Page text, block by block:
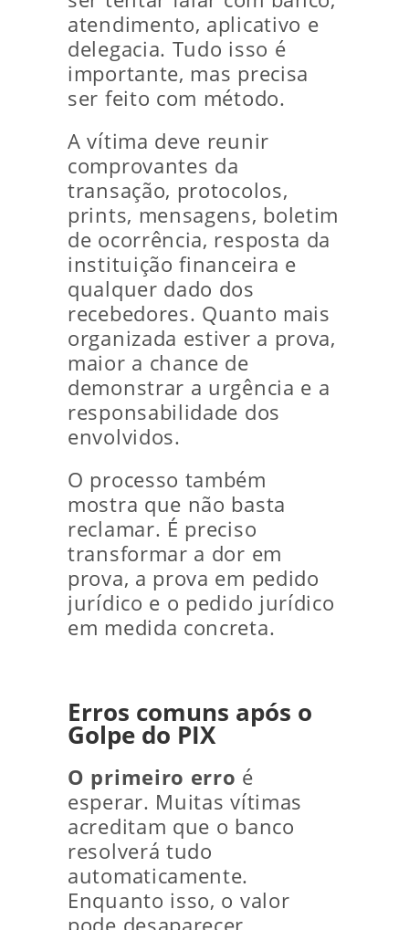
atendimento, aplicativo e
delegacia. Tudo isso é
importante, mas precisa
ser feito com método.
A vítima deve reunir
comprovantes da
transação, protocolos,
prints, mensagens, boletim
de ocorrência, resposta da
instituição financeira e
qualquer dado dos
recebedores. Quanto mais
organizada estiver a prova,
maior a chance de
demonstrar a urgência e a
responsabilidade dos
envolvidos.
O processo também
mostra que não basta
reclamar. É preciso
transformar a dor em
prova, a prova em pedido
jurídico e o pedido jurídico
em medida concreta.
Erros comuns após o
Golpe do PIX
O primeiro erro é
esperar. Muitas vítimas
acreditam que o banco
resolverá tudo
automaticamente.
Enquanto isso, o valor